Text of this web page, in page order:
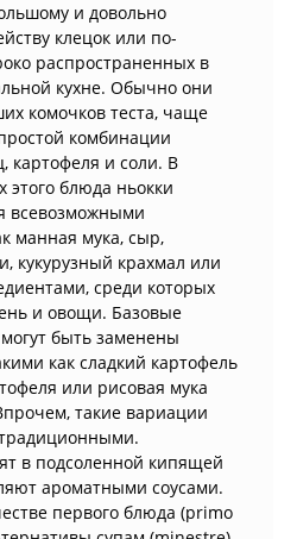
и довольно
клецок или по-
распространенных в
кухне. Обычно они
комочков теста, чаще
комбинации
картофеля и соли. В
этого блюда ньокки
всевозможными
манная мука, сыр,
кукурузный крахмал или
среди которых
и овощи. Базовые
быть заменены
как сладкий картофель
или рисовая мука
такие вариации
в подсоленной кипящей
ароматными соусами.
первого блюда (primo